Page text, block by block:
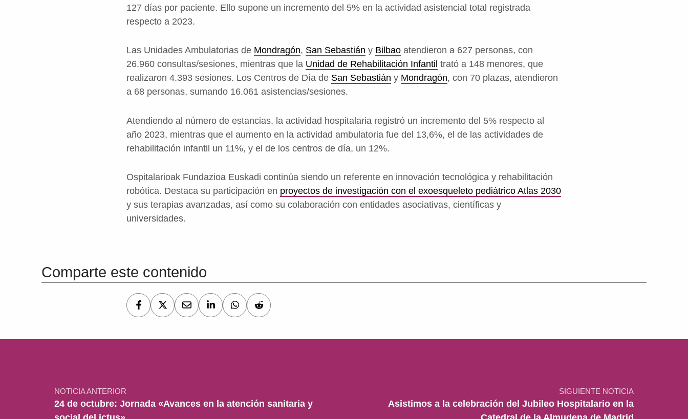
127 días por paciente. Ello supone un incremento del 5% en la actividad asistencial total registrada
respecto a 2023.
Las Unidades Ambulatorias de Mondragón, San Sebastián y Bilbao atendieron a 627 personas, con
26.960 consultas/sesiones, mientras que la Unidad de Rehabilitación Infantil trató a 148 menores, que
realizaron 4.393 sesiones. Los Centros de Día de San Sebastián y Mondragón, con 70 plazas, atendieron
a 68 personas, sumando 16.061 asistencias/sesiones.
Atendiendo al número de estancias, la actividad hospitalaria registró un incremento del 5% respecto al
año 2023, mientras que el aumento en la actividad ambulatoria fue del 13,6%, el de las actividades de
rehabilitación infantil un 11%, y el de los centros de día, un 12%.
Ospitalarioak Fundazioa Euskadi continúa siendo un referente en innovación tecnológica y rehabilitación
robótica. Destaca su participación en proyectos de investigación con el exoesqueleto pediátrico Atlas 2030
y sus terapias avanzadas, así como su colaboración con entidades asociativas, científicas y
universidades.
Comparte este contenido
NOTICIA ANTERIOR
24 de octubre: Jornada «Avances en la atención sanitaria y
SIGUIENTE NOTICIA
Asistimos a la celebración del Jubileo Hospitalario en la